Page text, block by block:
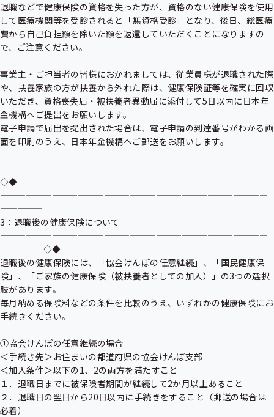
退職などで健康保険の資格を失った方が、資格のない健康保険を使用
して医療機関等を受診されると「無資格受診」となり、後日、総医療
費から自己負担額を除いた額を返還していただくことになりますの
で、ご注意ください。
事業主・ご担当者の皆様におかれましては、従業員様が退職された際
や、扶養家族の方が扶養から外れた際は、健康保険証等を確実に回収
いただき、資格喪失届・被扶養者異動届に添付して5日以内に日本年
金機構へご提出をお願いします。
電子申請で届出を提出された場合は、電子申請の到達番号がわかる画
面を印刷のうえ、日本年金機構へご郵送をお願いします。
◇◆
———————————————————————————————
—————
3：退職後の健康保険について
———————————————————————————————
—————◇◆
退職後の健康保険には、「協会けんぽの任意継続」、「国民健康保
険」、「ご家族の健康保険（被扶養者としての加入）」の3つの選択
肢があります。
毎月納める保険料などの条件を比較のうえ、いずれかの健康保険にお
手続きください。
①協会けんぽの任意継続の場合
＜手続き先＞お住まいの都道府県の協会けんぽ支部
＜加入条件＞以下の1、2の両方を満たすこと
１．退職日までに被保険者期間が継続して2か月以上あること
２．退職日の翌日から20日以内に手続きをすること（郵送の場合は
必着）